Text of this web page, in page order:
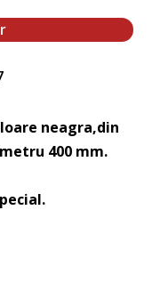
neagra,din
400 mm.